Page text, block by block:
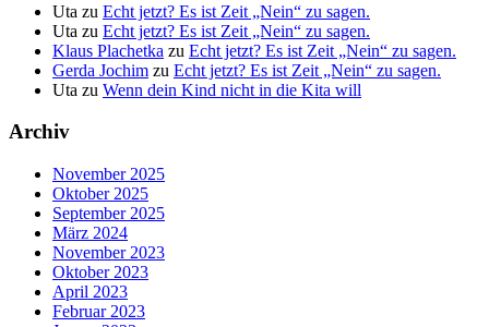
Uta zu Echt jetzt? Es ist Zeit „Nein“ zu sagen.
Uta zu Echt jetzt? Es ist Zeit „Nein“ zu sagen.
Klaus Plachetka zu Echt jetzt? Es ist Zeit „Nein“ zu sagen.
Gerda Jochim zu Echt jetzt? Es ist Zeit „Nein“ zu sagen.
Uta zu Wenn dein Kind nicht in die Kita will
Archiv
November 2025
Oktober 2025
September 2025
März 2024
November 2023
Oktober 2023
April 2023
Februar 2023